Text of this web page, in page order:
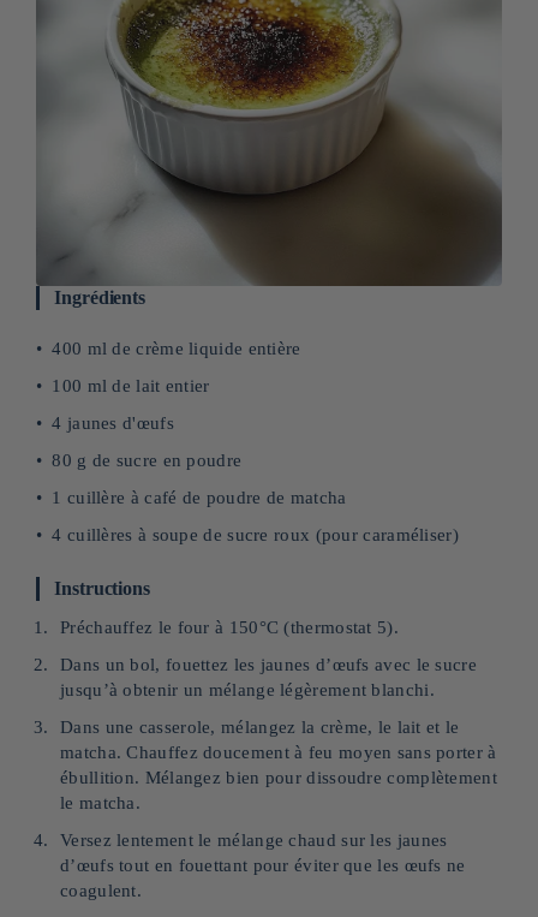
Ingrédients
400 ml de crème liquide entière
100 ml de lait entier
4 jaunes d'œufs
80 g de sucre en poudre
1 cuillère à café de poudre de matcha
4 cuillères à soupe de sucre roux (pour caraméliser)
Instructions
Préchauffez le four à 150°C (thermostat 5).
Dans un bol, fouettez les jaunes d’œufs avec le sucre
jusqu’à obtenir un mélange légèrement blanchi.
Dans une casserole, mélangez la crème, le lait et le
matcha. Chauffez doucement à feu moyen sans porter à
ébullition. Mélangez bien pour dissoudre complètement
le matcha.
Versez lentement le mélange chaud sur les jaunes
d’œufs tout en fouettant pour éviter que les œufs ne
coagulent.